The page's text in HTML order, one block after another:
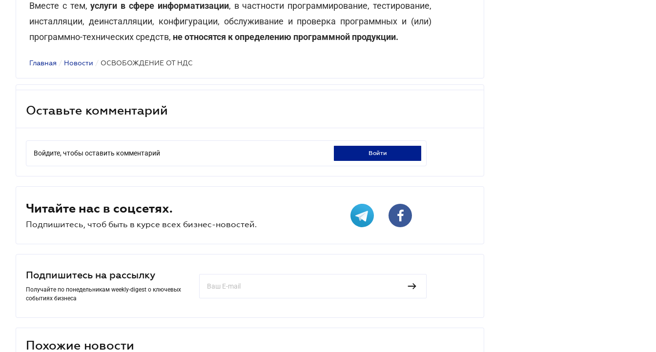
Вместе с тем,услуги в сфере информатизации, в частности программирование, тестирование,
инсталляции, деинсталляции, конфигурации, обслуживание и проверка программных и (или)
программно-технических средств, не относятся к определению программной продукции.
Главная / Новости / ОСВОБОЖДЕНИЕ ОТ НДС
Оставьте комментарий
Войдите, чтобы оставить комментарий войти
Читайте нас в соцсетях.
Подпишитесь, чтоб быть в курсе всех бизнес-новостей.
Подпишитесь на рассылку
Получайте по понедельникам weekly-digest о ключевых
событиях бизнеса
Похожие новости